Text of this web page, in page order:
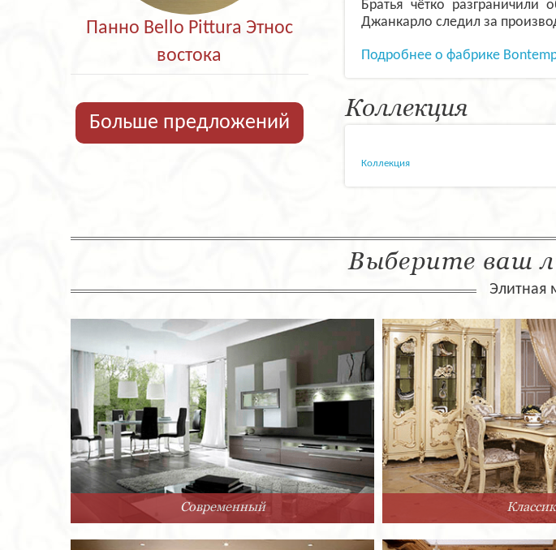
Панно Bello Pittura Этнос
востока
Больше предложений
Братья чётко разграничили
Джанкарло следил за
Подробнее о фабрике
Коллекция
Коллекция
Выберите ваш
Элитная
Современный